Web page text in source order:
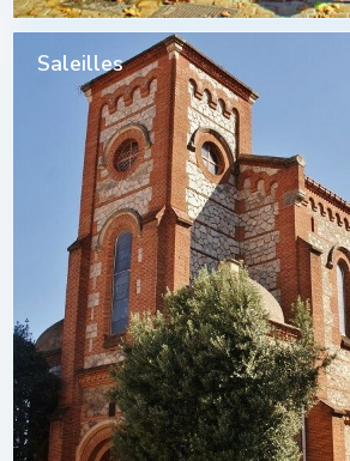
Saleilles